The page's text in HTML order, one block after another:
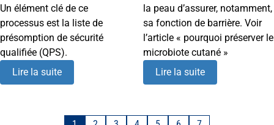
Un élément clé de ce
processus est la liste de
présomption de sécurité
qualifiée (QPS).
Lire la suite
la peau d’assurer, notamment,
sa fonction de barrière. Voir
l’article « pourquoi préserver le
microbiote cutané »
Lire la suite